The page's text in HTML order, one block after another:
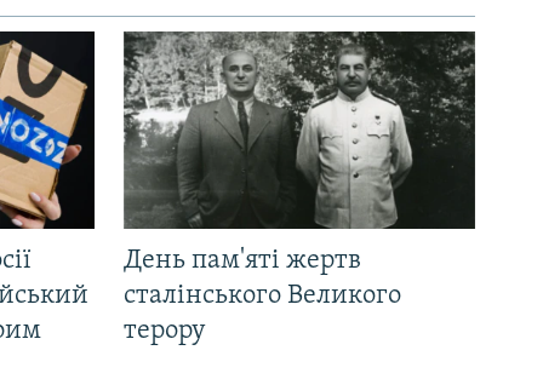
День пам'яті жертв
сталінського Великого
терору